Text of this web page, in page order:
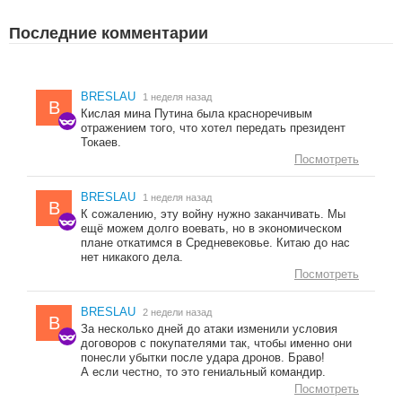
Последние комментарии
B
BRESLAU 1 неделя назад
Кислая мина Путина была красноречивым
отражением того, что хотел передать президент
Токаев.
Посмотреть
B
BRESLAU 1 неделя назад
К сожалению, эту войну нужно заканчивать. Мы
ещё можем долго воевать, но в экономическом
плане откатимся в Средневековье. Китаю до нас
нет никакого дела.
Посмотреть
B
BRESLAU 2 недели назад
За несколько дней до атаки изменили условия
договоров с покупателями так, чтобы именно они
понесли убытки после удара дронов. Браво!
А если честно, то это гениальный командир.
Посмотреть